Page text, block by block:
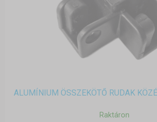
ALUMÍNIUM ÖSSZEKÖTŐ RUDAK
Raktáron